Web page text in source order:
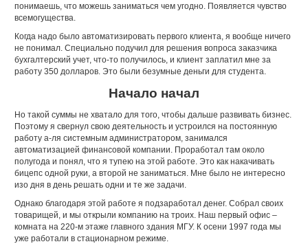
понимаешь, что можешь заниматься чем угодно. Появляется чувство
всемогущества.
Когда надо было автоматизировать первого клиента, я вообще ничего
не понимал. Специально подучил для решения вопроса заказчика
бухгалтерский учет, что-то получилось, и клиент заплатил мне за
работу 350 долларов. Это были безумные деньги для студента.
Начало начал
Но такой суммы не хватало для того, чтобы дальше развивать бизнес.
Поэтому я свернул свою деятельность и устроился на постоянную
работу а-ля системным администратором, занимался
автоматизацией финансовой компании. Проработал там около
полугода и понял, что я тупею на этой работе. Это как накачивать
бицепс одной руки, а второй не заниматься. Мне было не интересно
изо дня в день решать одни и те же задачи.
Однако благодаря этой работе я подзаработал денег. Собрал своих
товарищей, и мы открыли компанию на троих. Наш первый офис –
комната на 220-м этаже главного здания МГУ. К осени 1997 года мы
уже работали в стационарном режиме.